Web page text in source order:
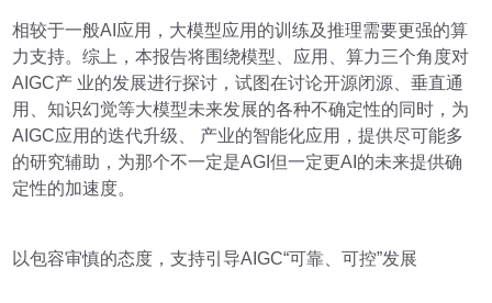
相较于一般AI应用，大模型应用的训练及推理需要更强的算
力支持。综上，本报告将围绕模型、应用、算力三个角度对
AIGC产 业的发展进行探讨，试图在讨论开源闭源、垂直通
用、知识幻觉等大模型未来发展的各种不确定性的同时，为
AIGC应用的迭代升级、 产业的智能化应用，提供尽可能多
的研究辅助，为那个不一定是AGI但一定更AI的未来提供确
定性的加速度。
以包容审慎的态度，支持引导AIGC“可靠、可控”发展